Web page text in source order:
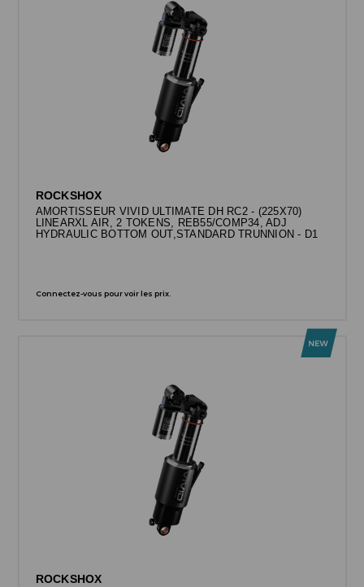
ROCKSHOX
AMORTISSEUR VIVID ULTIMATE DH RC2 - (225X70)
LINEARXL AIR, 2 TOKENS, REB55/COMP34, ADJ
HYDRAULIC BOTTOM OUT,STANDARD TRUNNION - D1
Connectez-vous pour voir les prix.
ROCKSHOX